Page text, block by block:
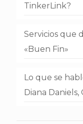
TinkerLink?
Servicios que
«Buen Fin»
Lo que se
Diana